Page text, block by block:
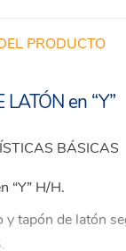
PRODUCTO
LATÓN en “Y”
BÁSICAS
“Y” H/H.
y tapón de latón